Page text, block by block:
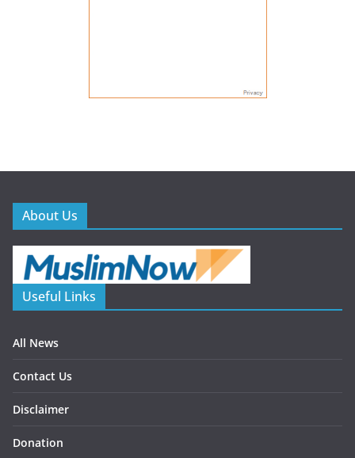
About Us
Useful Links
All News
Contact Us
Disclaimer
Donation